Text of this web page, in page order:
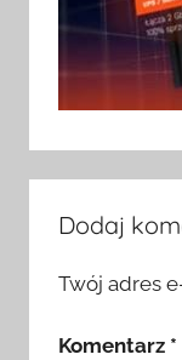
Dodaj
Twój adres
Komentarz *